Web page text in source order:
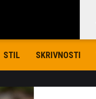
STIL SKRIVNOSTI